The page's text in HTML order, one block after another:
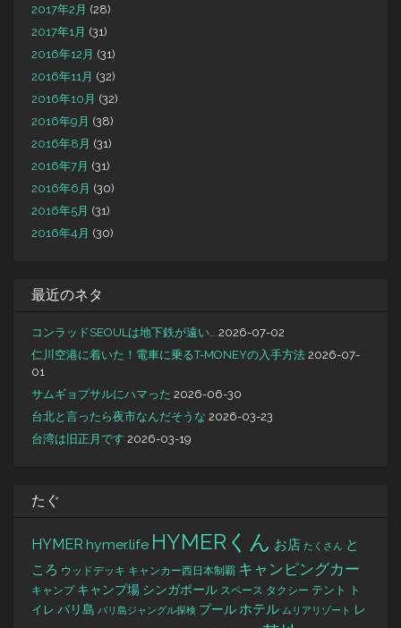
2017年2月 (28)
2017年1月 (31)
2016年12月 (31)
2016年11月 (32)
2016年10月 (32)
2016年9月 (38)
2016年8月 (31)
2016年7月 (31)
2016年6月 (30)
2016年5月 (31)
2016年4月 (30)
最近のネタ
コンラッドSEOULは地下鉄が遠い…
2026-07-02
仁川空港に着いた！電車に乗るT-MONEYの入手方法 2026-07-
01
サムギョプサルにハマった 2026-06-30
台北と言ったら夜市なんだそうな 2026-03-23
台湾は旧正月です 2026-03-19
たぐ
HYMER hymer.life HYMERくん お店 たくさん と
ころ ウッドデッキ キャンカー西日本制覇 キャンピングカー
キャンプ キャンプ場 シンガポール スペース タクシー テント
ト
イレ バリ島 バリ島ジャングル探検 プールホテル ムリアリゾート
レ